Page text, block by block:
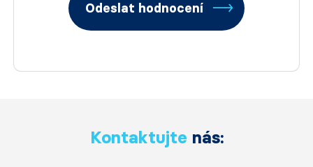
Odeslat hodnocení
Kontaktujte nás: